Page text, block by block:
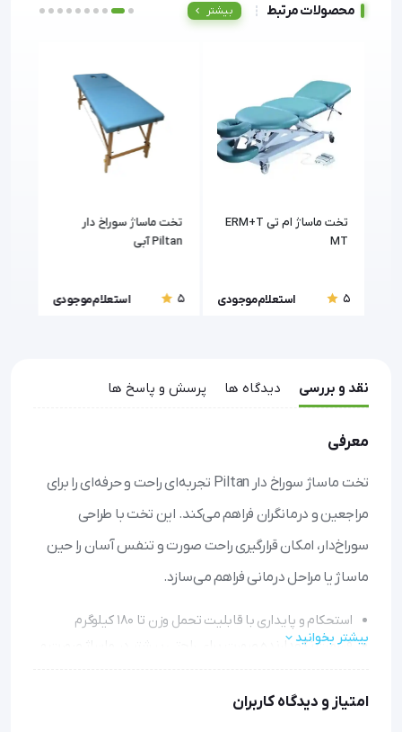
محصولات مرتبط بیشتر
تخت ماساژ ام تی ERM+T
MT
5 استعلام موجودی
تخت ماساژ سوراخ دار
Piltan آبی
5 استعلام موجودی
نقد و بررسی دیدگاه ها پرسش و پاسخ ها
معرفی
تخت ماساژ سوراخ دار Piltan تجربه‌ای راحت و حرفه‌ای را برای
مراجعین و درمانگران فراهم می‌کند. این تخت با طراحی
سوراخ‌دار، امکان قرارگیری راحت صورت و تنفس آسان را حین
ماساژ یا مراحل درمانی فراهم می‌سازد.
استحکام و پایداری با قابلیت تحمل وزن تا ۱۸۰ کیلوگرم
قسمت نگهدارنده صورت برای راحتی بیشتر در ماساژ صورت و
بیشتر بخوانید
امتیاز و دیدگاه کاربران